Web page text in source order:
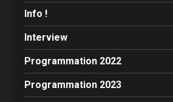
Info !
Interview
Programmation 2022
Programmation 2023